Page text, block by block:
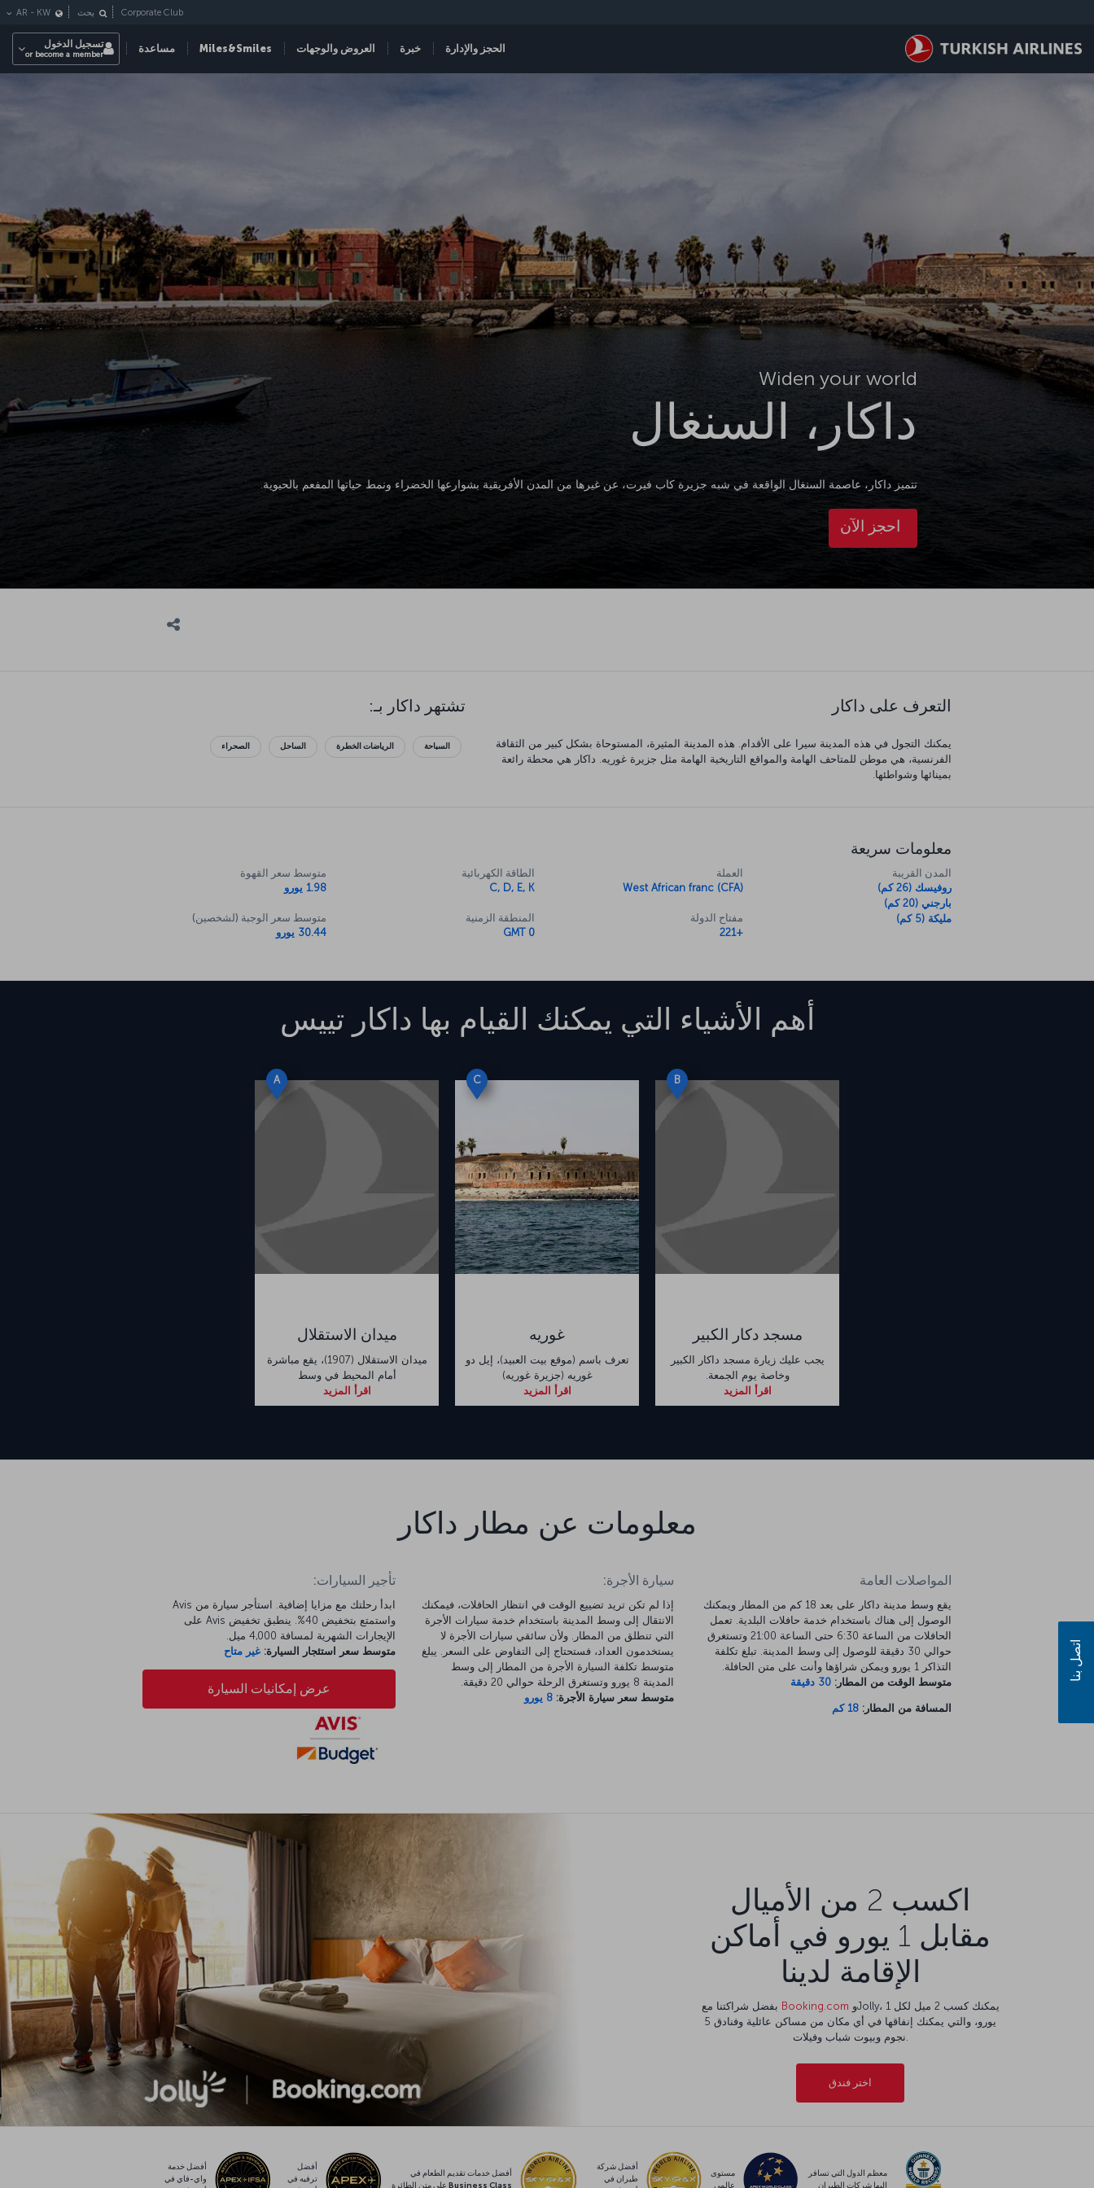
الحجز والإدارة خبرة العروض والوجهات Miles&Smiles مساعدة
Corporate Club بحث AR - KW
تسجيل الدخول
or become a member
Widen your world
داكار، السنغال
تتميز داكار، عاصمة السنغال الواقعة في شبه جزيرة كاب فيرت، عن غيرها من المدن الأفريقية بشوارعها الخضراء ونمط حياتها المفعم بالحيوية.
احجز الآن
التعرف على داكار
يمكنك التجول في هذه المدينة سيرا على الأقدام. هذه المدينة المثيرة، المستوحاة بشكل كبير من الثقافة
الفرنسية، هي موطن للمتاحف الهامة والمواقع التاريخية الهامة مثل جزيرة غوريه. داكار هي محطة رائعة
بمينائها وشواطئها.
تشتهر داكار بـ:
السباحة الرياضات الخطرة الساحل الصحراء
معلومات سريعة
المدن القريبة
روفيسك (26 كم)
بارجني (20 كم)
مليكة (5 كم)
العملة
West African franc (CFA)
مفتاح الدولة
+221
الطاقة الكهربائية
C, D, E, K
المنطقة الزمنية
GMT 0
متوسط سعر القهوة
1.98 يورو
متوسط سعر الوجبة (لشخصين)
30.44 يورو
أهم الأشياء التي يمكنك القيام بها داكار تييس
B
مسجد دكار الكبير
يجب عليك زيارة مسجد داكار الكبير
وخاصة يوم الجمعة.
اقرأ المزيد
C
غوريه
تعرف باسم (موقع بيت العبيد)، إيل دو
غوريه (جزيرة غوريه)
اقرأ المزيد
A
ميدان الاستقلال
ميدان الاستقلال (1907)، يقع مباشرة
أمام المحيط في وسط
اقرأ المزيد
معلومات عن مطار داكار
المواصلات العامة
يقع وسط مدينة داكار على بعد 18 كم من المطار ويمكنك
الوصول إلى هناك باستخدام خدمة حافلات البلدية. تعمل
الحافلات من الساعة 6:30 حتى الساعة 21:00 وتستغرق
حوالي 30 دقيقة للوصول إلى وسط المدينة. تبلغ تكلفة
التذاكر 1 يورو ويمكن شراؤها وأنت على متن الحافلة.
متوسط الوقت من المطار: 30 دقيقة
المسافة من المطار: 18 كم
سيارة الأجرة:
إذا لم تكن تريد تضييع الوقت في انتظار الحافلات، فيمكنك
الانتقال إلى وسط المدينة باستخدام خدمة سيارات الأجرة
التي تنطلق من المطار. ولأن سائقي سيارات الأجرة لا
يستخدمون العداد، فستحتاج إلى التفاوض على السعر. يبلغ
متوسط تكلفة السيارة الأجرة من المطار إلى وسط
المدينة 8 يورو وتستغرق الرحلة حوالي 20 دقيقة.
متوسط سعر سيارة الأجرة: 8 يورو
تأجير السيارات:
ابدأ رحلتك مع مزايا إضافية. استأجر سيارة من Avis
واستمتع بتخفيض 40%. ينطبق تخفيض Avis على
الإيجارات الشهرية لمسافة 4,000 ميل.
متوسط سعر استئجار السيارة: غير متاح
عرض إمكانيات السيارة
اكسب 2 من الأميال
مقابل 1 يورو في أماكن
الإقامة لدينا
Booking.com
يورو، والتي يمكنك إنفاقها في أي مكان من مساكن عائلية وفنادق 5
نجوم وبيوت شباب وفيلات.
اختر فندق
معظم الدول التي تسافر
إليها شركات الطيران
مستوى
عالمي
أفضل شركة
طيران في
أفضل خدمات تقديم الطعام في
Business Class على متن الطائرة
أفضل
ترفيه في
أفضل خدمة
واي-فاي في
اتصل بنا